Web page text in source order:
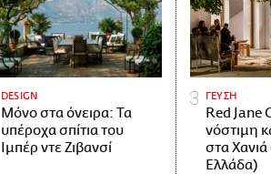
DESIGN
Μόνο στα όνειρα: Τα
υπέροχα σπίτια του
Ιμπέρ ντε Ζιβανσί
ΓΕΥΣΗ
Red Jane
νόστιμη
στα Χανιά
Ελλάδα)